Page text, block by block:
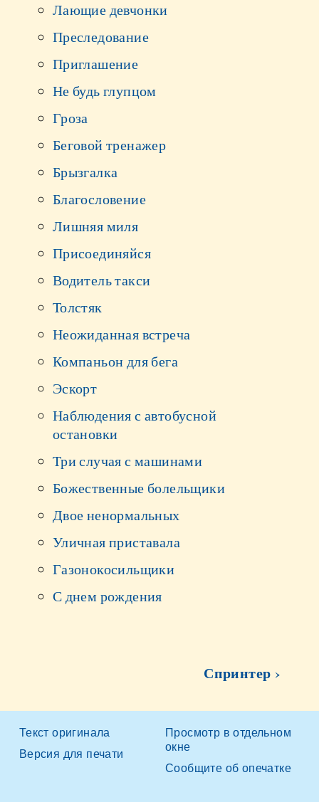
Лающие девчонки
Преследование
Приглашение
Не будь глупцом
Гроза
Беговой тренажер
Брызгалка
Благословение
Лишняя миля
Присоединяйся
Водитель такси
Толстяк
Неожиданная встреча
Компаньон для бега
Эскорт
Наблюдения с автобусной
остановки
Три случая с машинами
Божественные болельщики
Двое ненормальных
Уличная приставала
Газонокосильщики
С днем рождения
Спринтер ›
Текст оригинала
Версия для печати
Просмотр в отдельном
окне
Сообщите об опечатке